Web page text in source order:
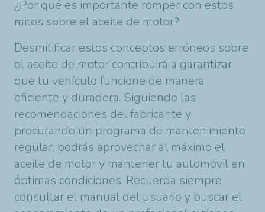
¿Por qué es importante romper con estos
mitos sobre el aceite de motor?
Desmitificar estos conceptos erróneos sobre
el aceite de motor contribuirá a garantizar
que tu vehículo funcione de manera
eficiente y duradera. Siguiendo las
recomendaciones del fabricante y
procurando un programa de mantenimiento
regular, podrás aprovechar al máximo el
aceite de motor y mantener tu automóvil en
óptimas condiciones. Recuerda siempre
consultar el manual del usuario y buscar el